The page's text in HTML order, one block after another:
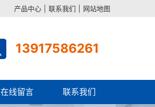
产品中心 联系我们 网站地图
13917586261
在线留言 联系我们